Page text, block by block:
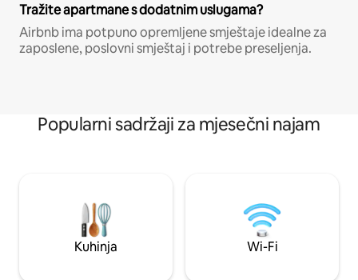
Tražite apartmane s dodatnim uslugama?
Airbnb ima potpuno opremljene smještaje idealne za
zaposlene, poslovni smještaj i potrebe preseljenja.
Popularni sadržaji za mjesečni najam
Kuhinja Wi-Fi